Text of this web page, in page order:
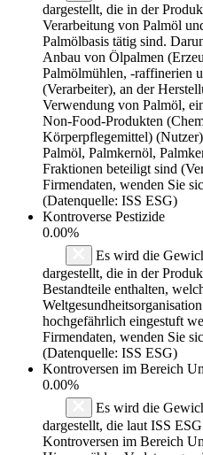
dargestellt, die in der
Verarbeitung von Palmöl
Palmölbasis tätig sind.
Anbau von Ölpalmen
Palmölmühlen, -raffinerien
(Verarbeiter), an der
Verwendung von Palmöl,
Non-Food-Produkten
Körperpflegemittel)
Palmöl, Palmkernöl,
Fraktionen beteiligt sind
Firmendaten, wenden Sie
(Datenquelle: ISS ESG)
Kontroverse Pestizide
0.00%
Es wird die
dargestellt, die in der
Bestandteile enthalten,
hochgefährlich eingestuft
Firmendaten, wenden Sie
(Datenquelle: ISS ESG)
Kontroversen im Bereich
0.00%
Es wird die
dargestellt, die laut ISS
Kontroversen im Bereich